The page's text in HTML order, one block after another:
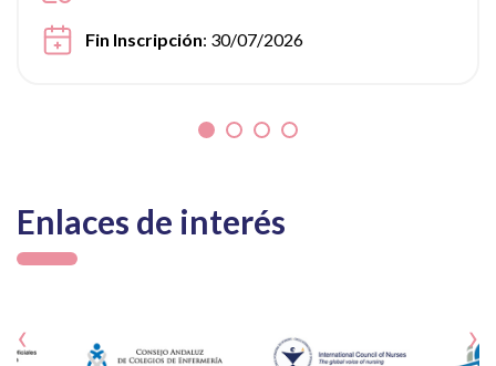
Fin Inscripción: 30/07/2026
Enlaces de interés
‹ ›